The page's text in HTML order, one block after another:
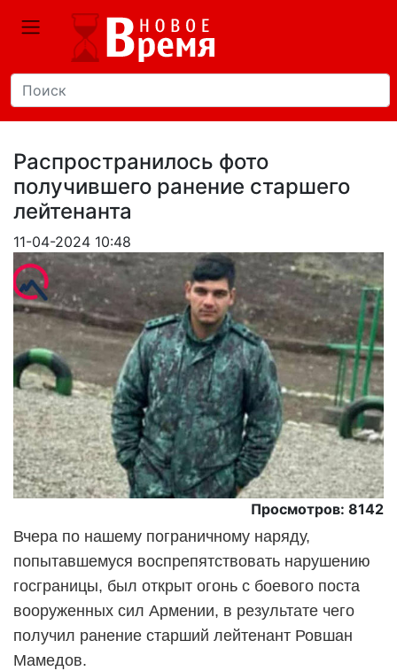
Распространилось фото
получившего ранение старшего
лейтенанта
11-04-2024 10:48
Просмотров: 8142
Вчера по нашему пограничному наряду,
попытавшемуся воспрепятствовать нарушению
госграницы, был открыт огонь с боевого поста
вооруженных сил Армении, в результате чего
получил ранение старший лейтенант Ровшан
Мамедов.